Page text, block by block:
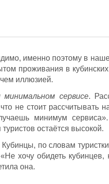
именно поэтому в
проживания в
иллюзией.
сервисе.
что не стоит
минимум
туристов остаётся высокой.
Кубинцы, по словам
хочу обидеть
она.